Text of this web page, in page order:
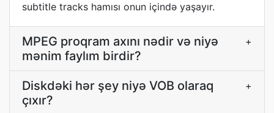
subtitle tracks hamısı onun içində yaşayır.
MPEG proqram axını nədir və niyə
mənim faylım birdir?
+
Diskdəki hər şey niyə VOB olaraq
çıxır?
+